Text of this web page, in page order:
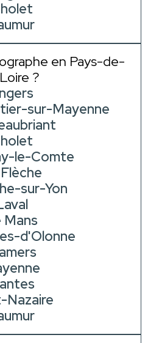
en Pays-de-
?
sur-Mayenne
le-Comte
sur-Yon
Mans
d'Olonne
Nazaire